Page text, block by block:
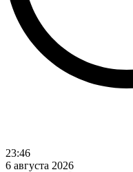
23:46
6 августа 2026